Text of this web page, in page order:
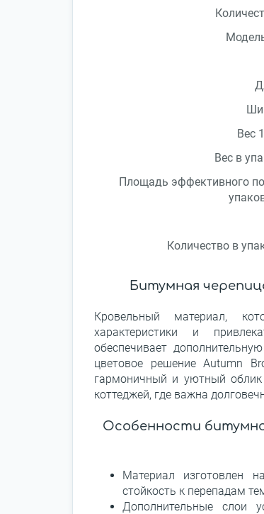
Вес
Вес в
Площадь эффективного
Количество в
Битумная
Кровельный материал,
характеристики и
обеспечивает
цветовое решение Autumn
гармоничный и уютный
коттеджей, где важна
Особенности
Материал изготовлен
стойкость к перепадам
Дополнительные слои